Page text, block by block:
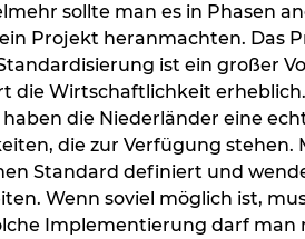
sollte man es in Phasen
Projekt heranmachten. Das
ist ein großer
die Wirtschaftlichkeit
die Niederländer eine
die zur Verfügung stehen.
Standard definiert und
Wenn soviel möglich ist,
Implementierung darf